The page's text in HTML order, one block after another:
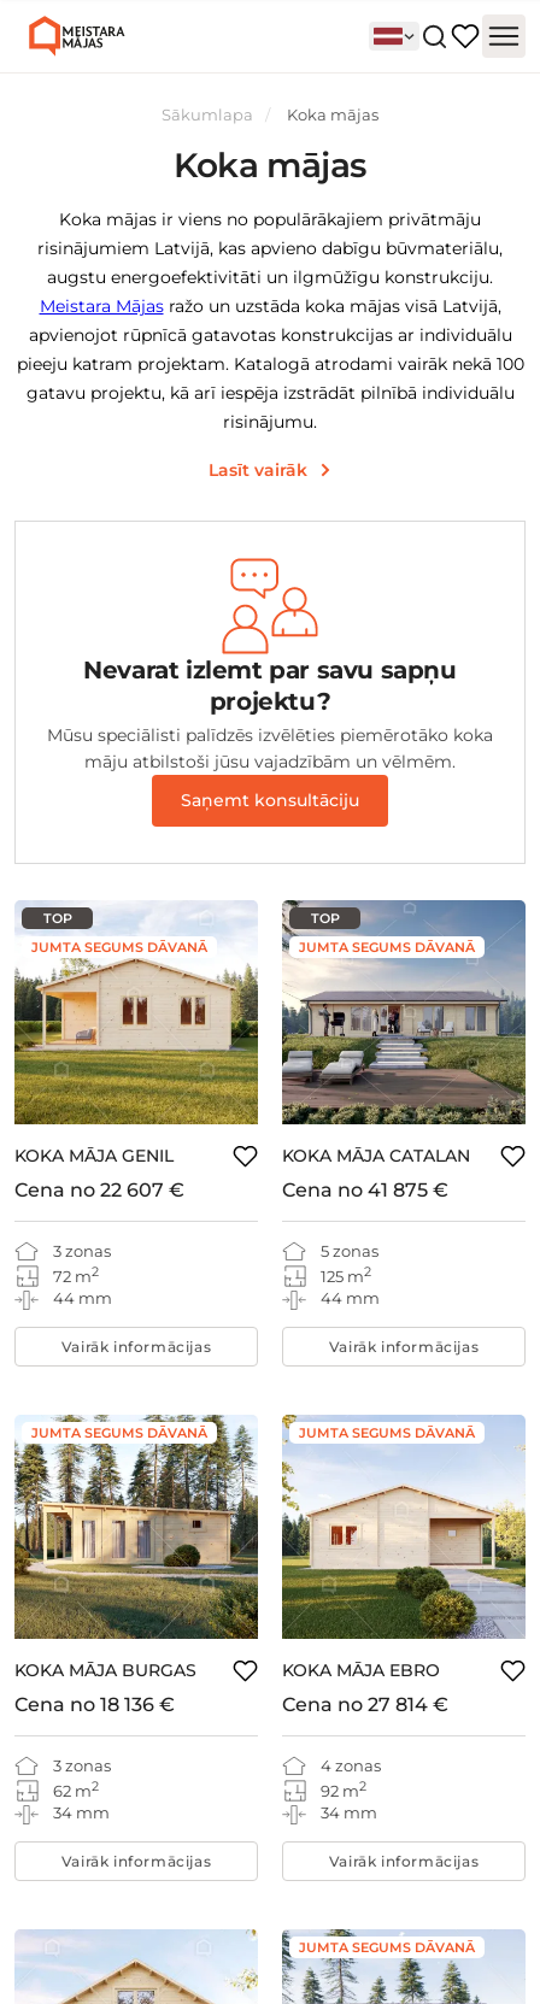
Sākumlapa Koka mājas
Koka mājas
Koka mājas ir viens no populārākajiem privātmāju
risinājumiem Latvijā, kas apvieno dabīgu būvmateriālu,
augstu energoefektivitāti un ilgmūžīgu konstrukciju.
Meistara Mājasražo un uzstāda koka mājas visā Latvijā,
apvienojot rūpnīcā gatavotas konstrukcijas ar individuālu
pieeju katram projektam. Katalogā atrodami vairāk nekā 100
gatavu projektu, kā arī iespēja izstrādāt pilnībā individuālu
risinājumu.
Lasīt vairāk
Nevarat izlemt par savu sapņu
projektu?
Mūsu speciālisti palīdzēs izvēlēties piemērotāko koka
māju atbilstoši jūsu vajadzībām un vēlmēm.
Saņemt konsultāciju
TOP
JUMTA SEGUMS DĀVANĀ
KOKA MĀJA GENIL
3 zonas
72 m2
44 mm
Cena no 22 607 €
Vairāk informācijas
TOP
JUMTA SEGUMS DĀVANĀ
KOKA MĀJA CATALAN
5 zonas
125 m2
44 mm
Cena no 41 875 €
Vairāk informācijas
JUMTA SEGUMS DĀVANĀ
KOKA MĀJA BURGAS
3 zonas
62 m2
34 mm
Cena no 18 136 €
Vairāk informācijas
JUMTA SEGUMS DĀVANĀ
KOKA MĀJA EBRO
4 zonas
92 m2
34 mm
Cena no 27 814 €
Vairāk informācijas
JUMTA SEGUMS DĀVANĀ